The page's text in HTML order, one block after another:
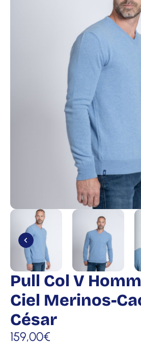
Pull Col V
Ciel Merinos-
César
159,00€